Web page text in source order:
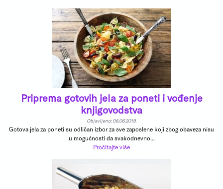
Priprema gotovih jela za poneti i vođenje
knjigovodstva
Objavljeno: 06.06.2019.
Gotova jela za poneti su odličan izbor za sve zaposlene koji zbog obaveza nisu
u mogućnosti da svakodnevno...
Pročitajte više